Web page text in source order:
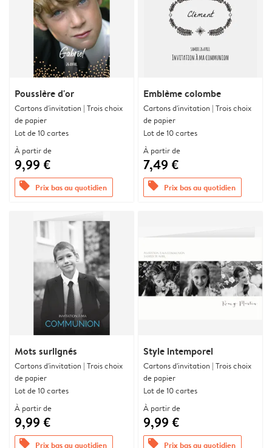
Poussière d'or
Cartons d'invitation | Trois choix
de papier
Lot de 10 cartes
À partir de
9,99 €
offers Prix bas au quotidien
Emblème colombe
Cartons d'invitation | Trois choix
de papier
Lot de 10 cartes
À partir de
7,49 €
offers Prix bas au quotidien
Mots surlignés
Cartons d'invitation | Trois choix
de papier
Lot de 10 cartes
À partir de
9,99 €
offers Prix bas au quotidien
Style intemporel
Cartons d'invitation | Trois choix
de papier
Lot de 10 cartes
À partir de
9,99 €
offers Prix bas au quotidien